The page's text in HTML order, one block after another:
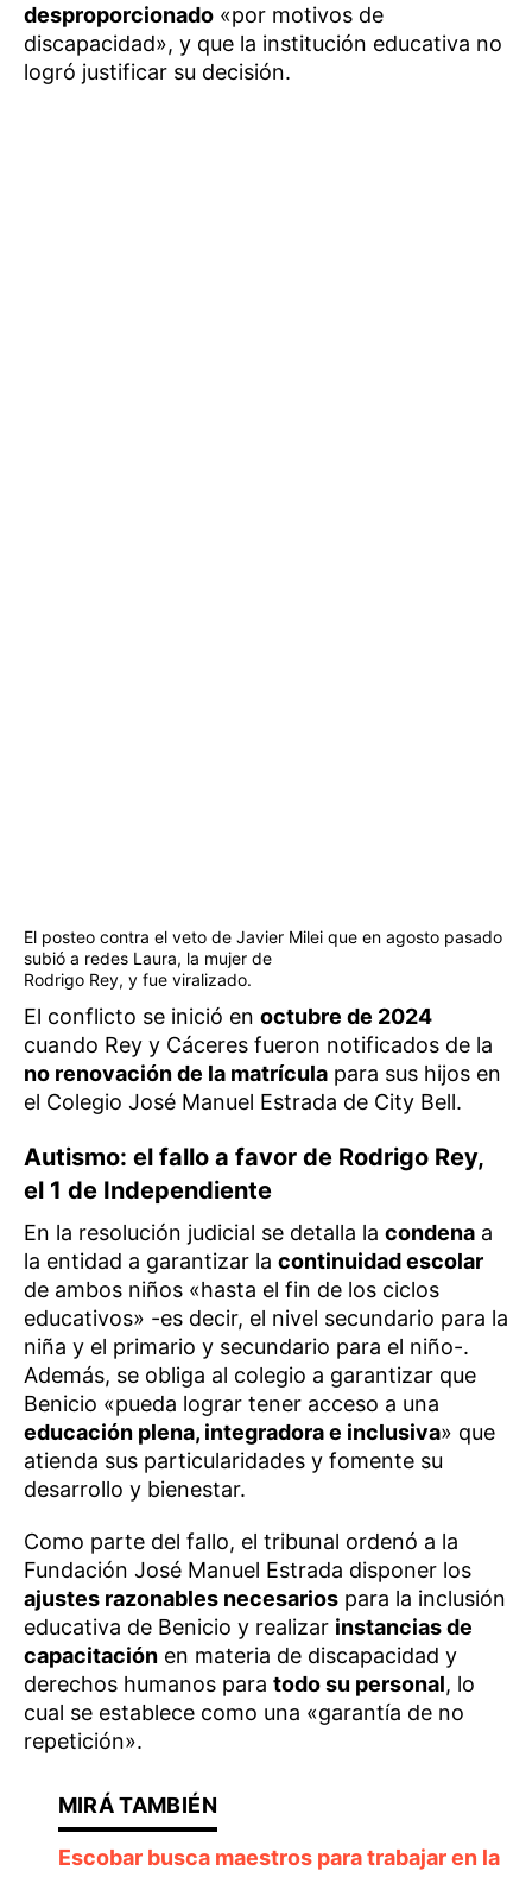
desproporcionado «por motivos de
discapacidad», y que la institución educativa no
logró justificar su decisión.
El posteo contra el veto de Javier Milei que en agosto pasado
subió a redes Laura, la mujer de
Rodrigo Rey, y fue viralizado.
El conflicto se inició en octubre de 2024
cuando Rey y Cáceres fueron notificados de la
no renovación de la matrícula para sus hijos en
el Colegio José Manuel Estrada de City Bell.
Autismo: el fallo a favor de Rodrigo Rey,
el 1 de Independiente
En la resolución judicial se detalla la condena a
la entidad a garantizar la continuidad escolar
de ambos niños «hasta el fin de los ciclos
educativos» -es decir, el nivel secundario para la
niña y el primario y secundario para el niño-.
Además, se obliga al colegio a garantizar que
Benicio «pueda lograr tener acceso a una
educación plena, integradora e inclusiva» que
atienda sus particularidades y fomente su
desarrollo y bienestar.
Como parte del fallo, el tribunal ordenó a la
Fundación José Manuel Estrada disponer los
ajustes razonables necesarios para la inclusión
educativa de Benicio y realizar instancias de
capacitación en materia de discapacidad y
derechos humanos para todo su personal, lo
cual se establece como una «garantía de no
repetición».
Escobar busca maestros para trabajar en la